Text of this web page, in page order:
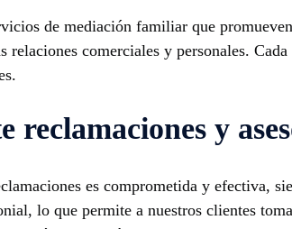
de mediación familiar que
relaciones comerciales y personales.
reclamaciones y
es comprometida y efectiva,
lo que permite a nuestros clientes